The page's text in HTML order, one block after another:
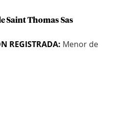
Saint Thomas Sas
REGISTRADA: Menor de